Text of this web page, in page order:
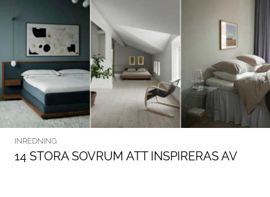
INREDNING
14 STORA SOVRUM ATT INSPIRERAS AV